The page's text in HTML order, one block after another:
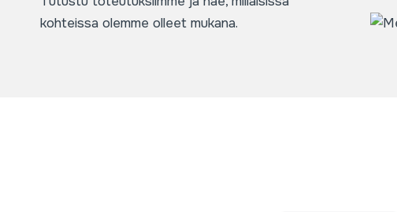
kohteissa olemme olleet mukana.